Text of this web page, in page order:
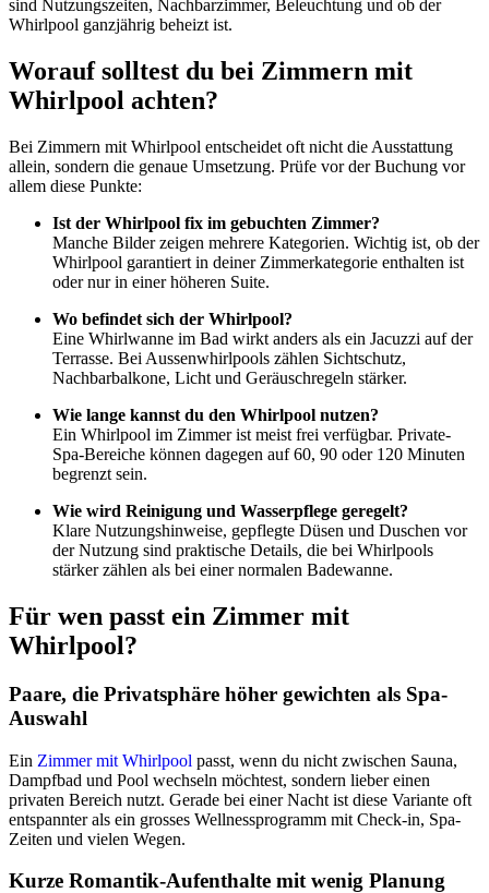
sind Nutzungszeiten, Nachbarzimmer, Beleuchtung und ob der
Whirlpool ganzjährig beheizt ist.
Worauf solltest du bei Zimmern mit
Whirlpool achten?
Bei Zimmern mit Whirlpool entscheidet oft nicht die Ausstattung
allein, sondern die genaue Umsetzung. Prüfe vor der Buchung vor
allem diese Punkte:
Ist der Whirlpool fix im gebuchten Zimmer?
Manche Bilder zeigen mehrere Kategorien. Wichtig ist, ob der
Whirlpool garantiert in deiner Zimmerkategorie enthalten ist
oder nur in einer höheren Suite.
Wo befindet sich der Whirlpool?
Eine Whirlwanne im Bad wirkt anders als ein Jacuzzi auf der
Terrasse. Bei Aussenwhirlpools zählen Sichtschutz,
Nachbarbalkone, Licht und Geräuschregeln stärker.
Wie lange kannst du den Whirlpool nutzen?
Ein Whirlpool im Zimmer ist meist frei verfügbar. Private-
Spa-Bereiche können dagegen auf 60, 90 oder 120 Minuten
begrenzt sein.
Wie wird Reinigung und Wasserpflege geregelt?
Klare Nutzungshinweise, gepflegte Düsen und Duschen vor
der Nutzung sind praktische Details, die bei Whirlpools
stärker zählen als bei einer normalen Badewanne.
Für wen passt ein Zimmer mit
Whirlpool?
Paare, die Privatsphäre höher gewichten als Spa-
Auswahl
Ein Zimmer mit Whirlpool passt, wenn du nicht zwischen Sauna,
Dampfbad und Pool wechseln möchtest, sondern lieber einen
privaten Bereich nutzt. Gerade bei einer Nacht ist diese Variante oft
entspannter als ein grosses Wellnessprogramm mit Check-in, Spa-
Zeiten und vielen Wegen.
Kurze Romantik-Aufenthalte mit wenig Planung